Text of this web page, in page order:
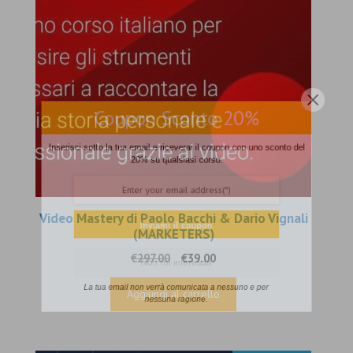
Video Mastery di Paolo Bacchi & Dario Vignali
(MARKETERS)
€297.00
Il
prezzo
originale
era:
€39.00Il
prezzo
attuale
Aggiungi al carrello
Coupon Sconto 20%
Inserisci sotto la tua email e riceverai il coupon con uno sconto del
20% su qualsiasi corso.
Inviami il coupon
La tua email non verrà comunicata a nessuno e per